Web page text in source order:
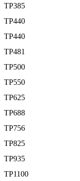
TP385
TP440
TP440
TP481
TP500
TP550
TP625
TP688
TP756
TP825
TP935
TP1100